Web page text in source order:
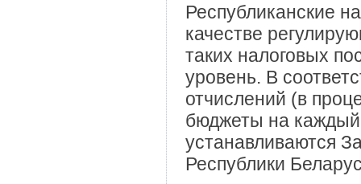
Республиканские
качестве
таких налоговых
уровень. В
отчислений (в
бюджеты на
устанавливаются
Республики